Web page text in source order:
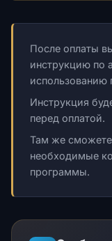
После оплаты
инструкцию по
Инструкция
перед оплатой.
Там же сможете
необходимые
программы.